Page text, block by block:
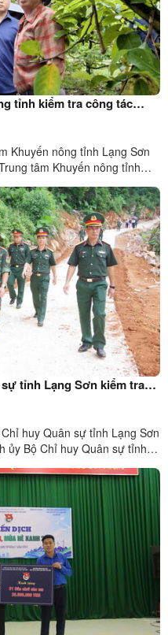
tỉnh kiểm tra công tác
cây na theo chứng
xã Cai Kinh
Khuyến nông tỉnh Lạng Sơn
tâm Khuyến nông tỉnh
nhận VietGAP tại thôn
đoàn có đồng ...
tỉnh Lạng Sơn kiểm tra
Làng Hao – Lân Nóng
huy Quân sự tỉnh Lạng Sơn
ủy Bộ Chỉ huy Quân sự tỉnh
Lân Nóng, thôn Loi, xã Cai
Quân sự ...